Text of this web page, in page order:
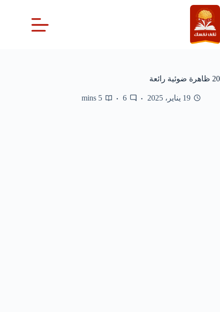
التجاوز
إلى
المحتوى
20 ظاهرة ضوئية رائعة
19 يناير، 2025 6
5 mins